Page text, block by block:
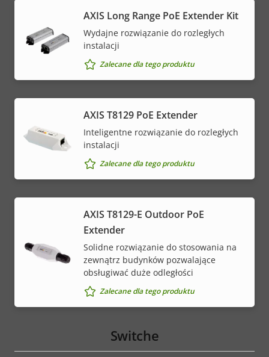
AXIS Long Range PoE Extender Kit
Wydajne rozwiązanie do rozległych
instalacji
Zalecane dla tego produktu
AXIS T8129 PoE Extender
Inteligentne rozwiązanie do rozległych
instalacji
Zalecane dla tego produktu
AXIS T8129-E Outdoor PoE
Extender
Solidne rozwiązanie do stosowania na
zewnątrz budynków pozwalające
obsługiwać duże odległości
Zalecane dla tego produktu
Switche